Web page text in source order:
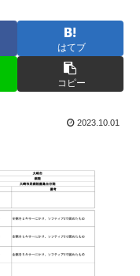
はてブ
コピー
2023.10.01